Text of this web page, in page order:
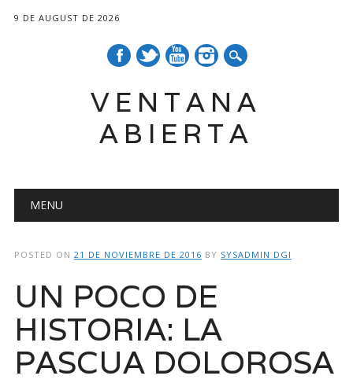
9 DE AUGUST DE 2026
VENTANA
ABIERTA
Main menu
MENU
POSTED ON 21 DE NOVIEMBRE DE 2016 BY SYSADMIN DGI
UN POCO DE
HISTORIA: LA
PASCUA DOLOROSA